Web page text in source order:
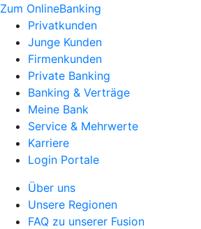
Zum OnlineBanking
Privatkunden
Junge Kunden
Firmenkunden
Private Banking
Banking & Verträge
Meine Bank
Service & Mehrwerte
Karriere
Login Portale
Über uns
Unsere Regionen
FAQ zu unserer Fusion